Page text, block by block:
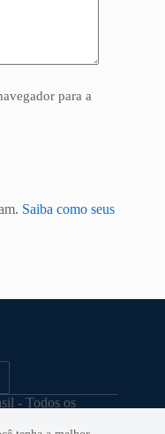
para a
Saiba como seus
- Todos os